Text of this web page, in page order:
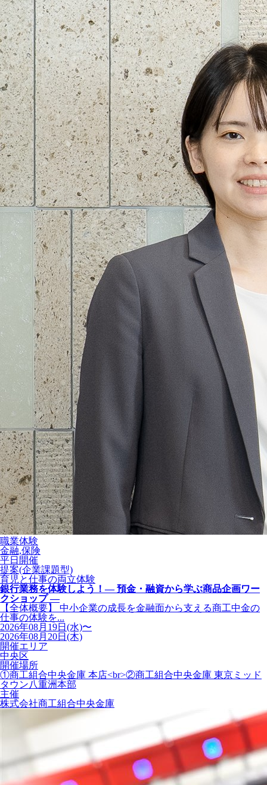
職業体験
金融,保険
平日開催
提案(企業課題型)
育児と仕事の両立体験
銀行業務を体験しよう！― 預金・融資から学ぶ商品企画ワー
クショップ ―
【全体概要】 中小企業の成長を金融面から支える商工中金の
仕事の体験を...
2026年08月19日(水)〜
2026年08月20日(木)
開催エリア
中央区
開催場所
①商工組合中央金庫 本店<br>②商工組合中央金庫 東京ミッド
タウン八重洲本部
主催
株式会社商工組合中央金庫